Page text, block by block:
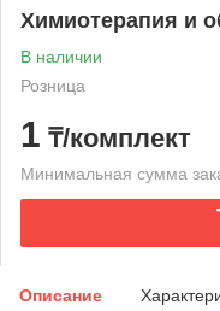
Химиотерапия и
В наличии
Розница
1 ₸/комплект
Минимальная сумма
Описание